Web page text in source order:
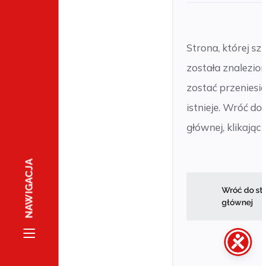
NAWIGACJA
Strona, której
została
zostać
istnieje. Wróć
głównej,
Wróć do
głównej